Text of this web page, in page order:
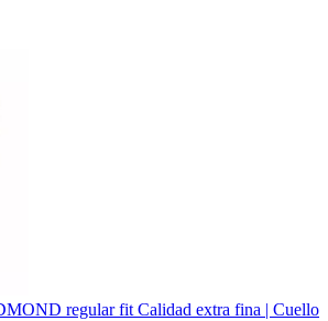
regular fit Calidad extra fina | Cuello